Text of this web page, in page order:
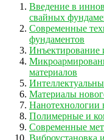
Введение в
свайных
Современные
фундаментов
Инъектирование
материалов
Материалы
Нанотехнологии
Полимерные и
Современные
Виброустановка